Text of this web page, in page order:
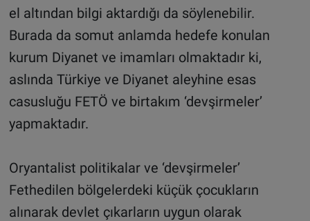
el altından bilgi aktardığı da söylenebilir.
Burada da somut anlamda hedefe konulan
kurum Diyanet ve imamları olmaktadır ki,
aslında Türkiye ve Diyanet aleyhine esas
casusluğu FETÖ ve birtakım ‘devşirmeler’
yapmaktadır.
Oryantalist politikalar ve ‘devşirmeler’
Fethedilen bölgelerdeki küçük çocukların
alınarak devlet çıkarların uygun olarak